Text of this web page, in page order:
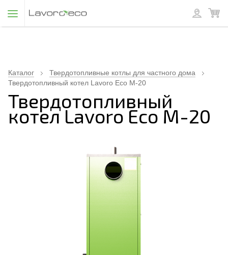
Каталог
Твердотопливные котлы для частного дома
Твердотопливный котел Lavoro Eco M-20
Твердотопливный
котел Lavoro Eco M-20